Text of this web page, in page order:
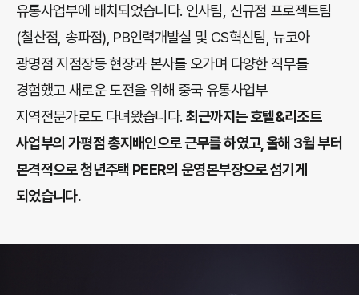
유통사업부에 배치되었습니다. 인사팀, 신규점 프로젝트팀
(철산점, 송파점), PB인력개발실 및 CS혁신팀, 뉴코아
광명점 지점장등 현장과 본사를 오가며 다양한 직무를
경험했고 새로운 도전을 위해 중국 유통사업부
지역전문가로도 다녀왔습니다. 최근까지는 호텔&리조트
사업부의 가평점 총지배인으로 근무를 하였고, 올해 3월 부터
본격적으로 청년주택 PEER의 운영본부장으로 섬기게
되었습니다.